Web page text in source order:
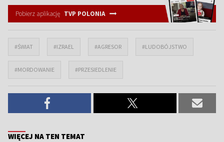
Pobierz aplikację TVP POLONIA
#ŚWIAT #IZRAEL #AGRESOR #LUDOBÓJSTWO
#MORDOWANIE #PRZESIEDLENIE
WIĘCEJ NA TEN TEMAT